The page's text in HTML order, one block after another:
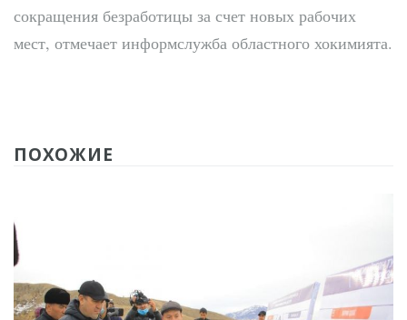
сокращения безработицы за счет новых рабочих
мест, отмечает информслужба областного хокимията.
ПОХОЖИЕ